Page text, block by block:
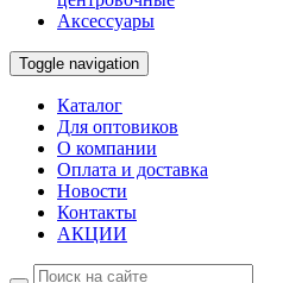
Аксессуары
Toggle navigation
Каталог
Для оптовиков
О компании
Оплата и доставка
Новости
Контакты
АКЦИИ